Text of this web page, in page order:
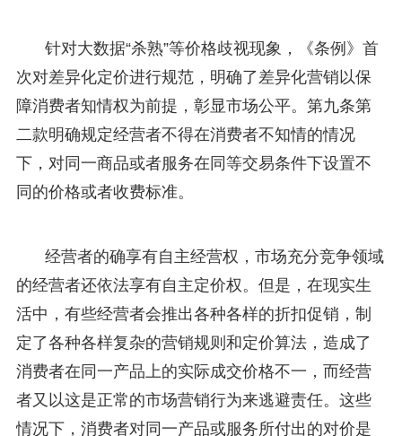
针对大数据“杀熟”等价格歧视现象，《条例》首
次对差异化定价进行规范，明确了差异化营销以保
障消费者知情权为前提，彰显市场公平。第九条第
二款明确规定经营者不得在消费者不知情的情况
下，对同一商品或者服务在同等交易条件下设置不
同的价格或者收费标准。
经营者的确享有自主经营权，市场充分竞争领域
的经营者还依法享有自主定价权。但是，在现实生
活中，有些经营者会推出各种各样的折扣促销，制
定了各种各样复杂的营销规则和定价算法，造成了
消费者在同一产品上的实际成交价格不一，而经营
者又以这是正常的市场营销行为来逃避责任。这些
情况下，消费者对同一产品或服务所付出的对价是